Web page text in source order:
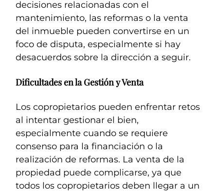
decisiones relacionadas con el
mantenimiento, las reformas o la venta
del inmueble pueden convertirse en un
foco de disputa, especialmente si hay
desacuerdos sobre la dirección a seguir.
Dificultades en la Gestión y Venta
Los copropietarios pueden enfrentar retos
al intentar gestionar el bien,
especialmente cuando se requiere
consenso para la financiación o la
realización de reformas. La venta de la
propiedad puede complicarse, ya que
todos los copropietarios deben llegar a un